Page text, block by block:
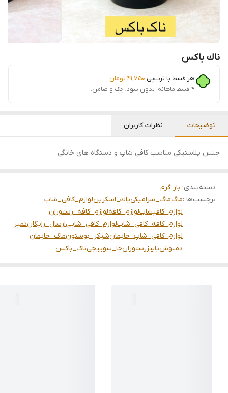
ناك باكس
هر قسط با ترب‌پی:۴۱٬۷۵۰ تومان
۴ قسط ماهانه. بدون سود، چک و ضامن.
توضیحات نظرات کاربران
جنس پلاستیکی مناسب کافی شاپ و دستگاه های خانگی
دسته‌بندی: بار گرم
برچسب‌ها :ماگماگ_سرامیکیپاك_اسكرينلوازم_کافی_شاپ
لوازم_کافیشاپلوازم_کافهلوازم_کافه_رستوران
لوازم_کافه_کافی_شاپلوازم_کافی_شاپیارسال_رایگانتمپر
لوازم_کافی_شاپ_حایمانشيكر_بوستونماگ_حایمان
دمنوشپاییزرستورانجا_سوييچيناک_باکس